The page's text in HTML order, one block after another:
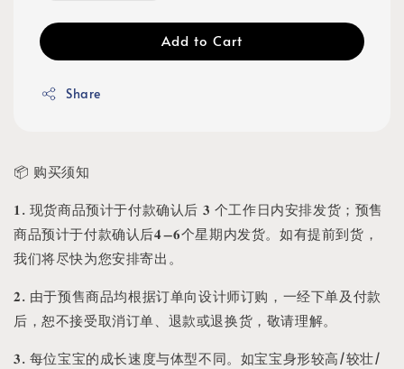
Add to Cart
Share
📦 购买须知
𝟏. 现货商品预计于付款确认后 𝟑 个工作日内安排发货；预售
商品预计于付款确认后𝟒–𝟔个星期内发货。如有提前到货，
我们将尽快为您安排寄出。
𝟐. 由于预售商品均根据订单向设计师订购，一经下单及付款
后，恕不接受取消订单、退款或退换货，敬请理解。
𝟑. 每位宝宝的成长速度与体型不同。如宝宝身形较高/较壮/